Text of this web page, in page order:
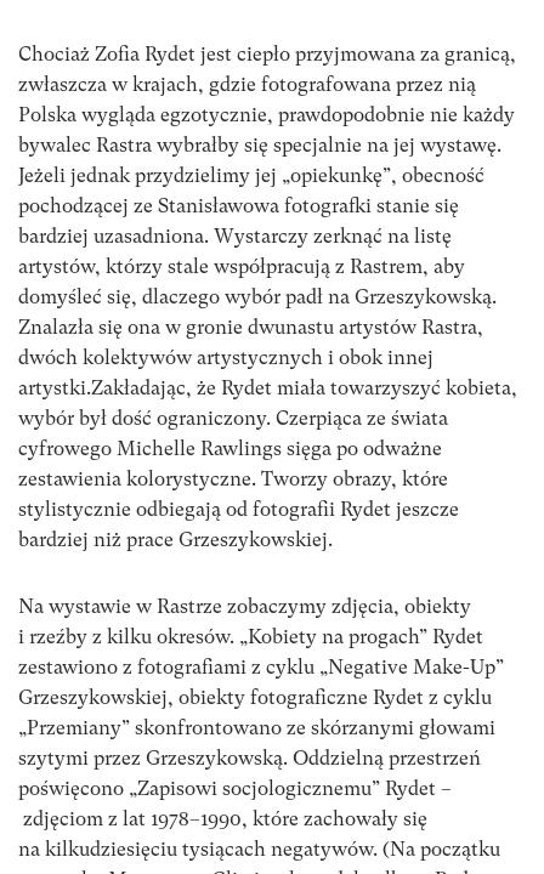
Chociaż Zofia Rydet jest ciepło przyjmowana za granicą,
zwłaszcza w krajach, gdzie fotografowana przez nią
Polska wygląda egzotycznie, prawdopodobnie nie każdy
bywalec Rastra wybrałby się specjalnie na jej wystawę.
Jeżeli jednak przydzielimy jej „opiekunkę”, obecność
pochodzącej ze Stanisławowa fotografki stanie się
bardziej uzasadniona. Wystarczy zerknąć na listę
artystów, którzy stale współpracują z Rastrem, aby
domyśleć się, dlaczego wybór padł na Grzeszykowską.
Znalazła się ona w gronie dwunastu artystów Rastra,
dwóch kolektywów artystycznych i obok innej
artystki.Zakładając, że Rydet miała towarzyszyć kobieta,
wybór był dość ograniczony. Czerpiąca ze świata
cyfrowego Michelle Rawlings sięga po odważne
zestawienia kolorystyczne. Tworzy obrazy, które
stylistycznie odbiegają od fotografii Rydet jeszcze
bardziej niż prace Grzeszykowskiej.
Na wystawie w Rastrze zobaczymy zdjęcia, obiekty
i rzeźby z kilku okresów. „Kobiety na progach” Rydet
zestawiono z fotografiami z cyklu „Negative Make-Up”
Grzeszykowskiej, obiekty fotograficzne Rydet z cyklu
„Przemiany” skonfrontowano ze skórzanymi głowami
szytymi przez Grzeszykowską. Oddzielną przestrzeń
poświęcono „Zapisowi socjologicznemu” Rydet –
zdjęciom z lat 1978–1990, które zachowały się
na kilkudziesięciu tysiącach negatywów. (Na początku